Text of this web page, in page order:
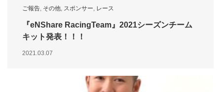
ご報告, その他, スポンサー, レース
『eNShare RacingTeam』2021シーズンチーム
キット発表！！！
2021.03.07